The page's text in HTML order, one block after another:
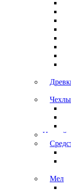
Наклейки
Мел